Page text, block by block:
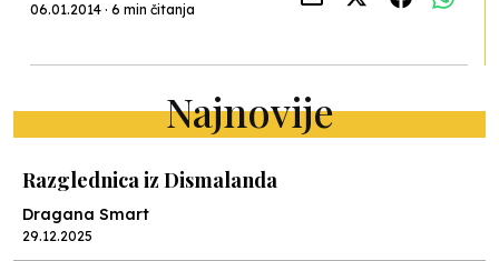
06.01.2014 · 6 min čitanja
Najnovije
Razglednica iz Dismalanda
Dragana Smart
29.12.2025